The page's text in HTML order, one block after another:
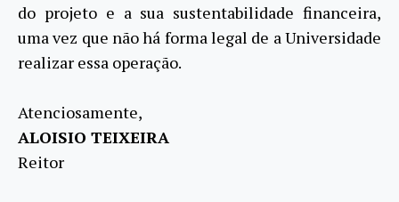
do projeto e a sua sustentabilidade financeira,
uma vez que não há forma legal de a Universidade
realizar essa operação.
Atenciosamente,
ALOISIO TEIXEIRA
Reitor